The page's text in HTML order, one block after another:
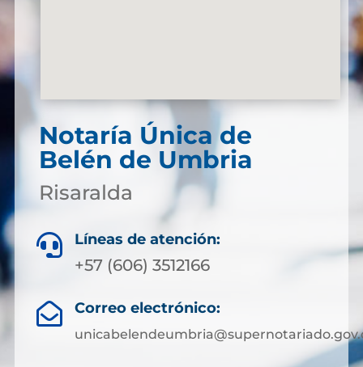
Notaría Única de
Belén de Umbria
Risaralda
 Líneas de atención:
+57 (606) 3512166
 Correo electrónico: